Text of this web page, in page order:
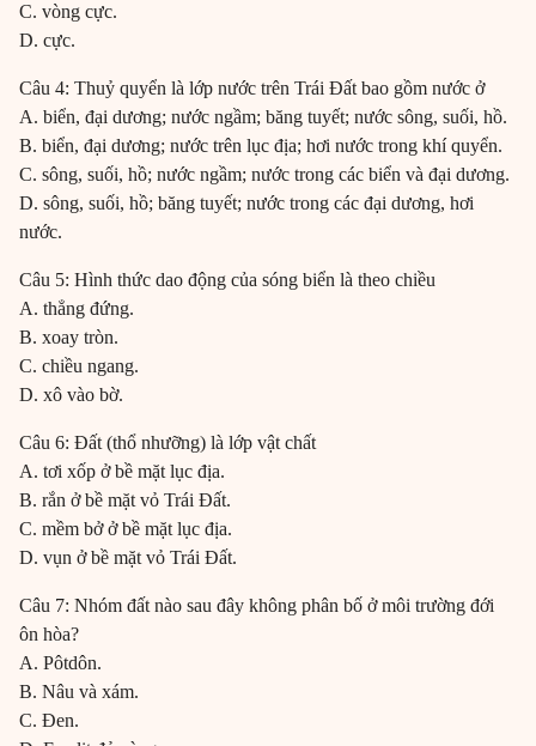
C. vòng cực.
D. cực.
Câu 4: Thuỷ quyển là lớp nước trên Trái Đất bao gồm nước ở
A. biển, đại dương; nước ngầm; băng tuyết; nước sông, suối, hồ.
B. biển, đại dương; nước trên lục địa; hơi nước trong khí quyển.
C. sông, suối, hồ; nước ngầm; nước trong các biển và đại dương.
D. sông, suối, hồ; băng tuyết; nước trong các đại dương, hơi
nước.
Câu 5: Hình thức dao động của sóng biển là theo chiều
A. thẳng đứng.
B. xoay tròn.
C. chiều ngang.
D. xô vào bờ.
Câu 6: Đất (thổ nhưỡng) là lớp vật chất
A. tơi xốp ở bề mặt lục địa.
B. rắn ở bề mặt vỏ Trái Đất.
C. mềm bở ở bề mặt lục địa.
D. vụn ở bề mặt vỏ Trái Đất.
Câu 7: Nhóm đất nào sau đây không phân bố ở môi trường đới
ôn hòa?
A. Pôtdôn.
B. Nâu và xám.
C. Đen.